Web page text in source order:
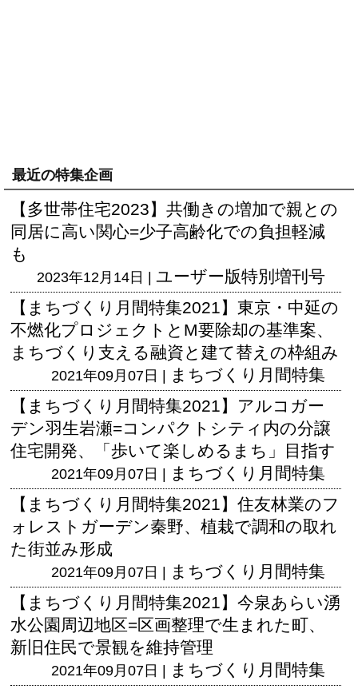
最近の特集企画
【多世帯住宅2023】共働きの増加で親との
同居に高い関心=少子高齢化での負担軽減
も
2023年12月14日 | ユーザー版特別増刊号
【まちづくり月間特集2021】東京・中延の
不燃化プロジェクトとM要除却の基準案、
まちづくり支える融資と建て替えの枠組み
2021年09月07日 | まちづくり月間特集
【まちづくり月間特集2021】アルコガー
デン羽生岩瀬=コンパクトシティ内の分譲
住宅開発、「歩いて楽しめるまち」目指す
2021年09月07日 | まちづくり月間特集
【まちづくり月間特集2021】住友林業のフ
ォレストガーデン秦野、植栽で調和の取れ
た街並み形成
2021年09月07日 | まちづくり月間特集
【まちづくり月間特集2021】今泉あらい湧
水公園周辺地区=区画整理で生まれた町、
新旧住民で景観を維持管理
2021年09月07日 | まちづくり月間特集